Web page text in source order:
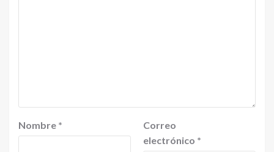
Nombre *
Correo
electrónico *